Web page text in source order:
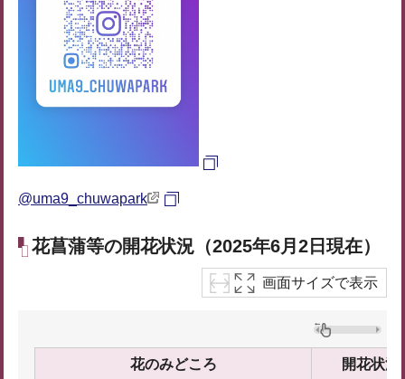
@uma9_chuwapark
花菖蒲等の開花状況（2025年6月2日現在）
画面サイズで表示
花のみどころ 開花状況